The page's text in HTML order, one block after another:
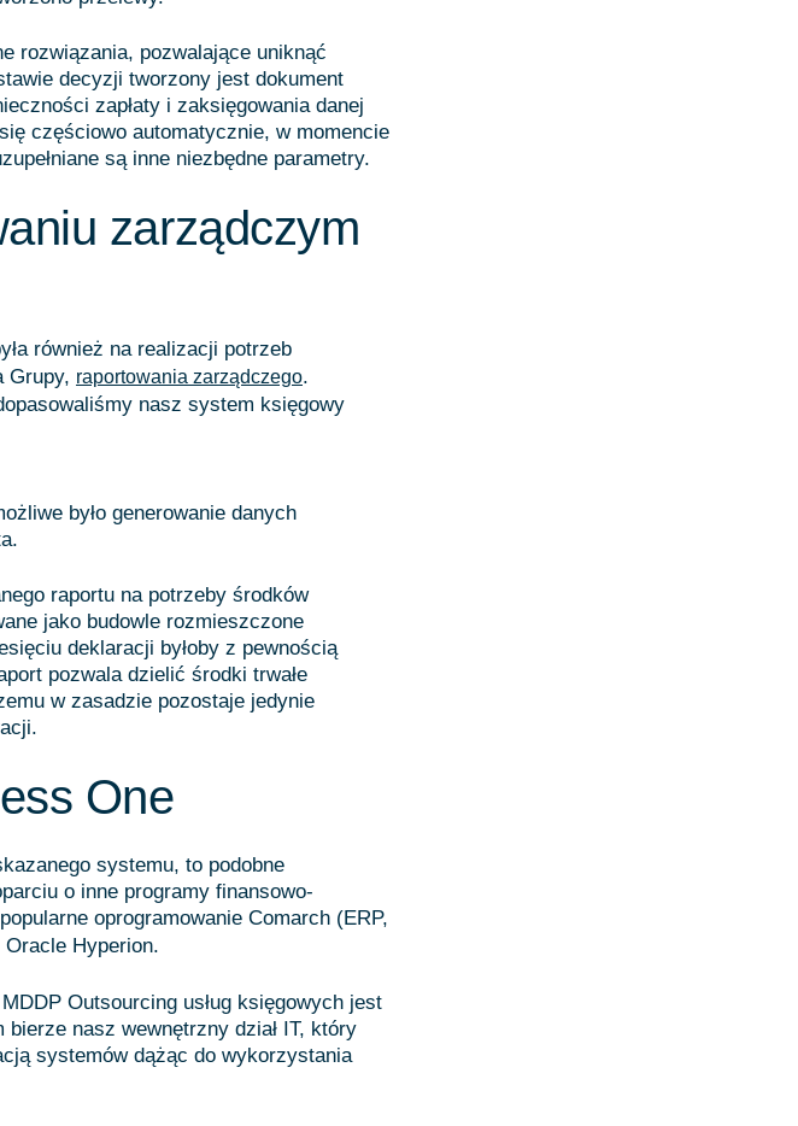
rozwiązania, pozwalające uniknąć
decyzji tworzony jest dokument
zapłaty i zaksięgowania danej
częściowo automatycznie, w momencie
są inne niezbędne parametry.
zarządczym
również na realizacji potrzeb
Grupy, raportowania zarządczego.
nasz system księgowy
było generowanie danych
raportu na potrzeby środków
jako budowle rozmieszczone
deklaracji byłoby z pewnością
pozwala dzielić środki trwałe
w zasadzie pozostaje jedynie
One
systemu, to podobne
o inne programy finansowo-
oprogramowanie Comarch (ERP,
Hyperion.
Outsourcing usług księgowych jest
nasz wewnętrzny dział IT, który
systemów dążąc do wykorzystania